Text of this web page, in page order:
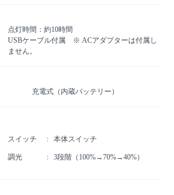
点灯時間：約10時間
USBケーブル付属 ※ ACアダプターは付属し
ません。
充電式（内蔵バッテリー）
スイッチ
本体スイッチ
調光 3段階（100%→70%→40%）